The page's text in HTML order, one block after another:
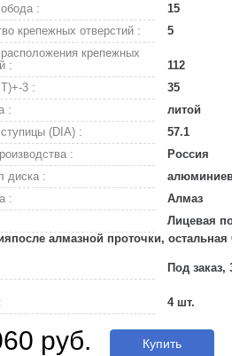
:
15
крепежных отверстий :
5
крепежных
:
112
3 :
35
:
литой
(DIA) :
57.1
:
Россия
диска :
:
Алмаз
Лицевая
алмазной проточки,
Под заказ,
4 шт.
руб. Купить